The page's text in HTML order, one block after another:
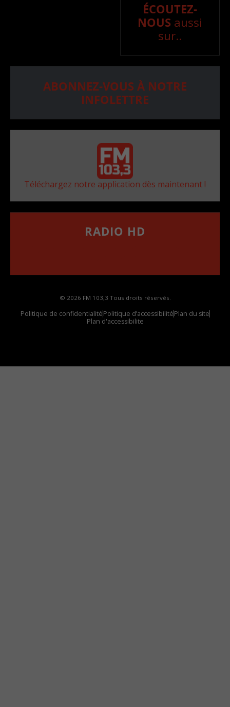
ÉCOUTEZ-
NOUS aussi
sur..
ABONNEZ-VOUS À NOTRE
INFOLETTRE
Téléchargez notre application dès maintenant !
RADIO HD
© 2026 FM 103,3 Tous droits réservés.
Politique de confidentialitéPolitique d’accessibilitéPlan du site
Plan d'accessibilite